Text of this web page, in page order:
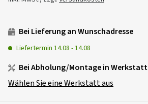
Bei Lieferung an Wunschadresse
Liefertermin 14.08 -14.08
Bei Abholung/Montage in Werkstatt
Wählen Sie eine Werkstatt aus